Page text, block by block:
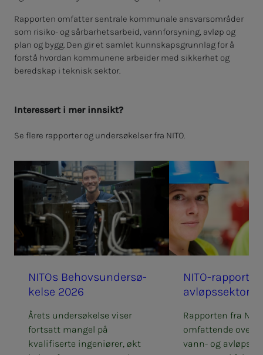
Rapporten omfatter sentrale kommunale ansvarsområder
som risiko- og sårbarhetsarbeid, vannforsyning, avløp og
plan og bygg. Den gir et samlet kunnskapsgrunnlag for å
forstå hvordan kommunene arbeider med sikkerhet og
beredskap i teknisk sektor.
In­­­­­­­ter­es­­­­­­­sert i mer inn­­­­­­­­­­­­­sikt?
Se flere rapporter og undersøkelser fra NITO.
NITOs Be­hovs­un­­­der­­­sø­­­
kel­­­se 2026
Årets undersøkelse viser
fortsatt mangel på
kvalifiserte ingeniører, økt
NITO-rap­­­port:
Rapporten fra
omfattende
vann- og